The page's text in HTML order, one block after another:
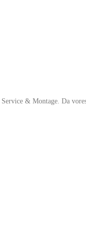
Service & Montage. Da vore